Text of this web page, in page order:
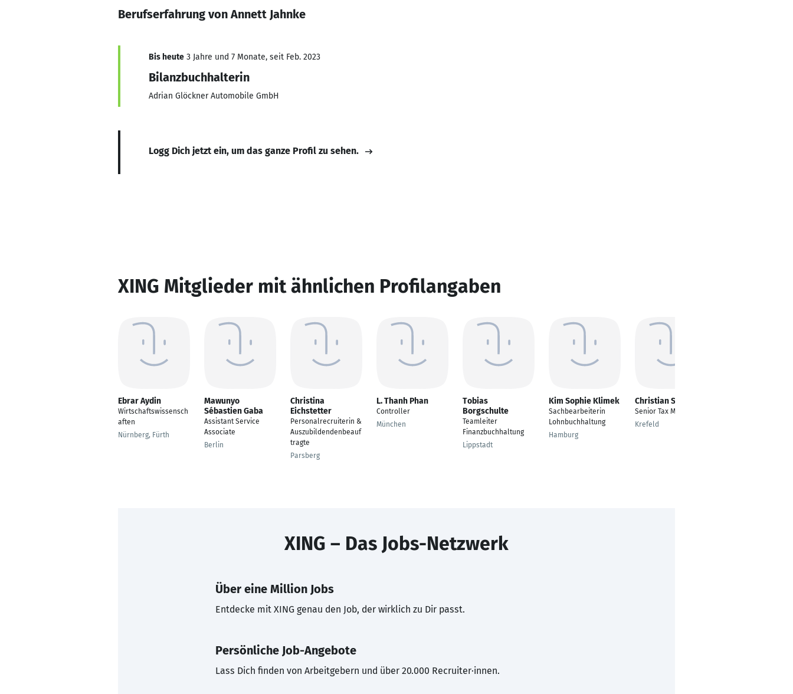
Berufserfahrung von Annett Jahnke
Bis heute 3 Jahre und 7 Monate, seit Feb. 2023
Bilanzbuchhalterin
Adrian Glöckner Automobile GmbH
Logg Dich jetzt ein, um das ganze Profil zu sehen.
XING Mitglieder mit ähnlichen Profilangaben
Ebrar Aydin
Wirtschaftswissensch
aften
Nürnberg, Fürth
Mawunyo
Sébastien Gaba
Assistant Service
Associate
Berlin
Christina
Eichstetter
Personalrecruiterin &
Auszubildendenbeauf
tragte
Parsberg
L. Thanh Phan
Controller
München
Tobias
Borgschulte
Teamleiter
Finanzbuchhaltung
Lippstadt
Kim Sophie Klimek
Sachbearbeiterin
Lohnbuchhaltung
Hamburg
Christian Siebers
Senior Tax Manager
Krefeld
XING – Das Jobs-Netzwerk
Über eine Million Jobs
Entdecke mit XING genau den Job, der wirklich zu Dir passt.
Persönliche Job-Angebote
Lass Dich finden von Arbeitgebern und über 20.000 Recruiter·innen.